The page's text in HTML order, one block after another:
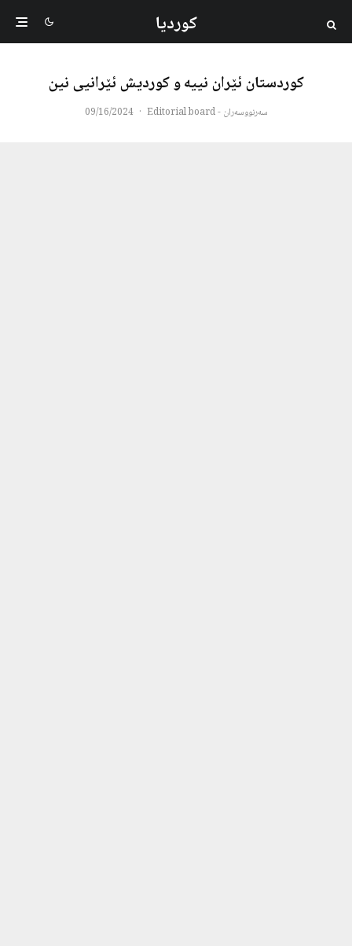
کوردیا
کوردستان ئێران نییە و کوردیش ئێرانیی نین
سەرنووسەران - Editorial board ·
09/16/2024